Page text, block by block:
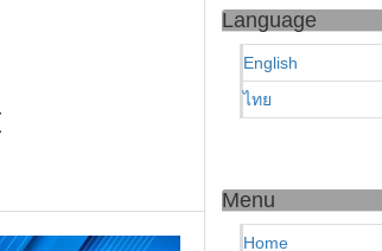
Language
English
ไทย
Menu
Home